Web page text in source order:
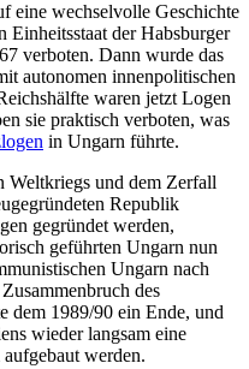
eine wechselvolle Geschichte
Einheitsstaat der Habsburger
verboten. Dann wurde das
autonomen innenpolitischen
waren jetzt Logen
sie praktisch verboten, was
in Ungarn führte.
Weltkriegs und dem Zerfall
Republik
gegründet werden,
geführten Ungarn nun
Ungarn nach
des
dem 1989/90 ein Ende, und
wieder langsam eine
werden.